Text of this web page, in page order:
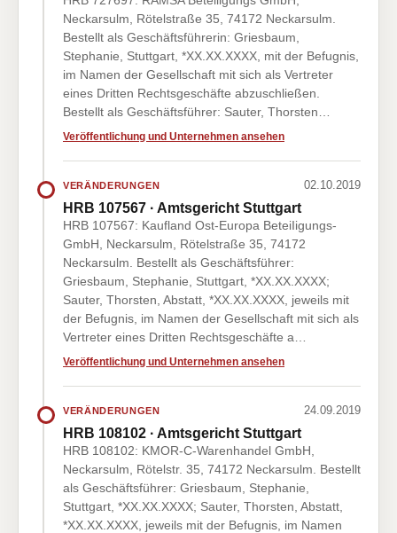
Neckarsulm, Rötelstraße 35, 74172 Neckarsulm.
Bestellt als Geschäftsführerin: Griesbaum,
Stephanie, Stuttgart, *XX.XX.XXXX, mit der Befugnis,
im Namen der Gesellschaft mit sich als Vertreter
eines Dritten Rechtsgeschäfte abzuschließen.
Bestellt als Geschäftsführer: Sauter, Thorsten…
Veröffentlichung und Unternehmen ansehen
VERÄNDERUNGEN 02.10.2019
HRB 107567 · Amtsgericht Stuttgart
HRB 107567: Kaufland Ost-Europa BeteiIigungs-
GmbH, Neckarsulm, Rötelstraße 35, 74172
Neckarsulm. Bestellt als Geschäftsführer:
Griesbaum, Stephanie, Stuttgart, *XX.XX.XXXX;
Sauter, Thorsten, Abstatt, *XX.XX.XXXX, jeweils mit
der Befugnis, im Namen der Gesellschaft mit sich als
Vertreter eines Dritten Rechtsgeschäfte a…
Veröffentlichung und Unternehmen ansehen
VERÄNDERUNGEN 24.09.2019
HRB 108102 · Amtsgericht Stuttgart
HRB 108102: KMOR-C-Warenhandel GmbH,
Neckarsulm, Rötelstr. 35, 74172 Neckarsulm. Bestellt
als Geschäftsführer: Griesbaum, Stephanie,
Stuttgart, *XX.XX.XXXX; Sauter, Thorsten, Abstatt,
*XX.XX.XXXX, jeweils mit der Befugnis, im Namen